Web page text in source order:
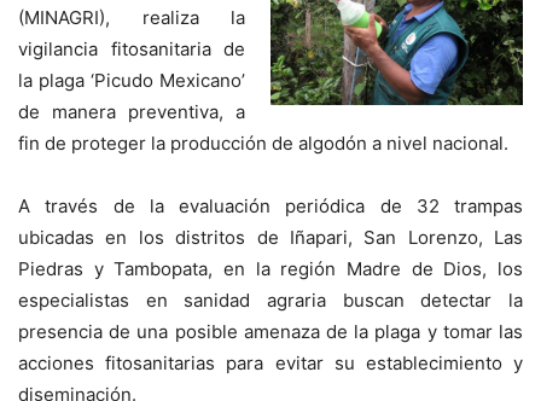
(MINAGRI), realiza la
vigilancia fitosanitaria de
la plaga ‘Picudo Mexicano’
de manera preventiva, a
fin de proteger la producción de algodón a nivel nacional.
A través de la evaluación periódica de 32 trampas
ubicadas en los distritos de Iñapari, San Lorenzo, Las
Piedras y Tambopata, en la región Madre de Dios, los
especialistas en sanidad agraria buscan detectar la
presencia de una posible amenaza de la plaga y tomar las
acciones fitosanitarias para evitar su establecimiento y
diseminación.